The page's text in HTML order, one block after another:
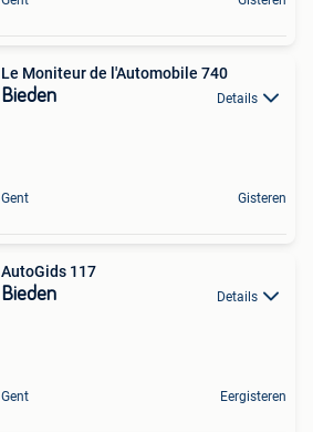
Le Moniteur de l'Automobile 740
Bieden Details
Gent Gisteren
AutoGids 117
Bieden Details
Gent Eergisteren